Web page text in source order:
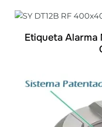
DETALLES
Etiqueta Alarma